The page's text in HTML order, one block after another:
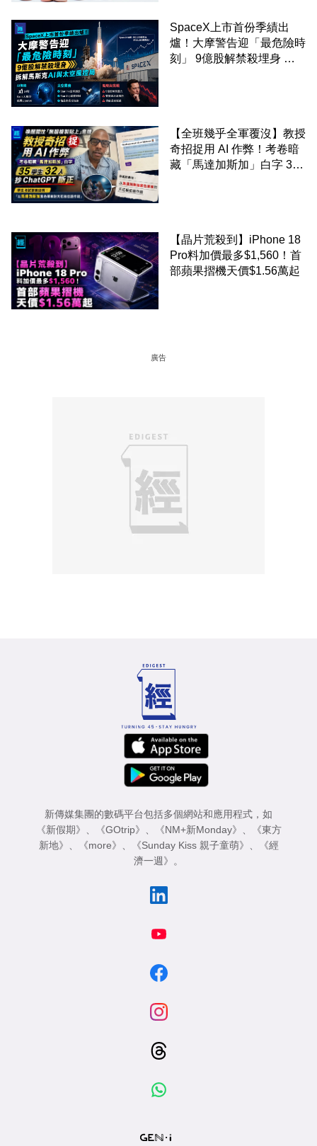
SpaceX上市首份季績出
爐！大摩警告迎「最危險時
刻」 9億股解禁殺埋身 拆
【全班幾乎全軍覆沒】教授
奇招捉用 AI 作弊！考卷暗
藏「馬達加斯加」白字 35
【晶片荒殺到】iPhone 18
Pro料加價最多$1,560！首
部蘋果摺機天價$1.56萬起
廣告
新傳媒集團的數碼平台包括多個網站和應用程式，如
《新假期》 、 《GOtrip》 、 《NM+新Monday》 、
《東方
新地》 、 《more》 、 《Sunday Kiss 親子童萌》 、
《經
濟一週》 。